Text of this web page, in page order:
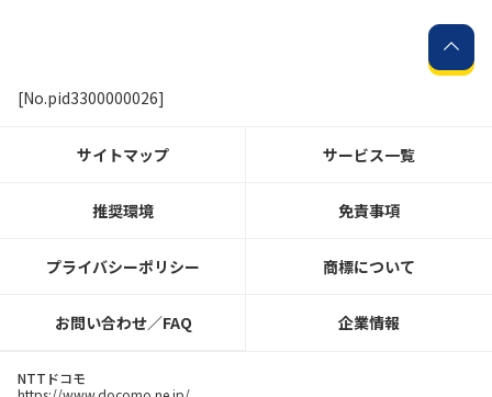
[No.pid3300000026]
サイトマップ サービス一覧
推奨環境 免責事項
プライバシーポリシー 商標について
お問い合わせ／FAQ 企業情報
NTTドコモ